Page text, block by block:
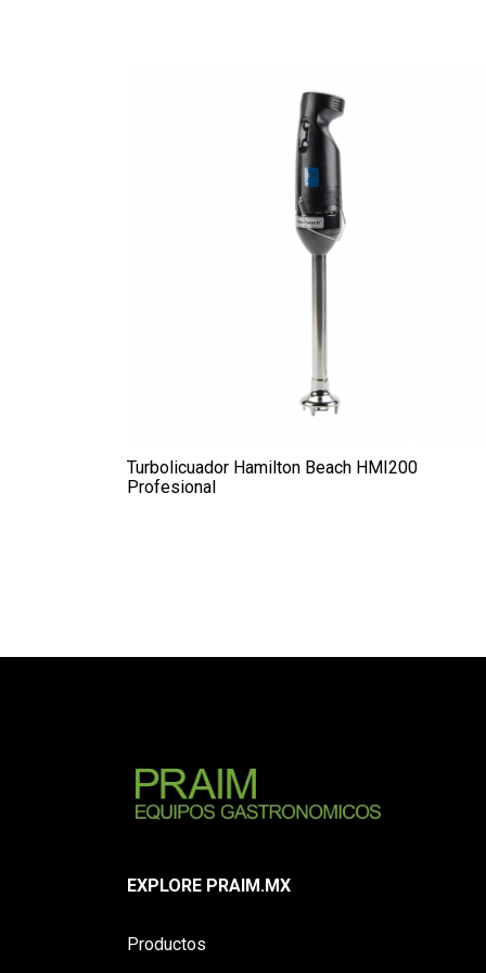
Turbolicuador Hamilton Beach HMI200
Profesional
EXPLORE PRAIM.MX
Productos